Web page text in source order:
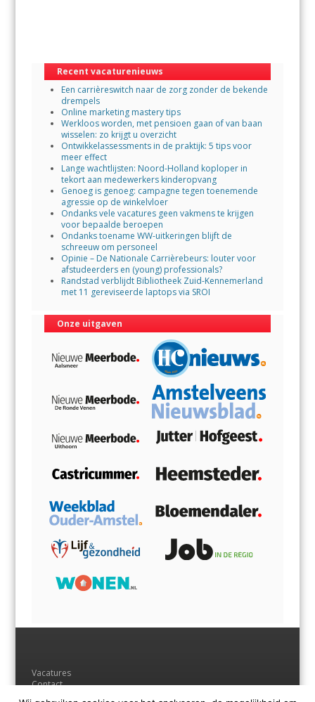
o
o
k
A
p
p
Recent vacaturenieuws
Een carrièreswitch naar de zorg zonder de bekende
drempels
Online marketing mastery tips
Werkloos worden, met pensioen gaan of van baan
wisselen: zo krijgt u overzicht
Ontwikkelassessments in de praktijk: 5 tips voor
meer effect
Lange wachtlijsten: Noord-Holland koploper in
tekort aan medewerkers kinderopvang
Genoeg is genoeg: campagne tegen toenemende
agressie op de winkelvloer
Ondanks vele vacatures geen vakmens te krijgen
voor bepaalde beroepen
Ondanks toename WW-uitkeringen blijft de
schreeuw om personeel
Opinie – De Nationale Carrièrebeurs: louter voor
afstudeerders en (young) professionals?
Randstad verblijdt Bibliotheek Zuid-Kennemerland
met 11 gereviseerde laptops via SROI
Onze uitgaven
Vacatures
Contact